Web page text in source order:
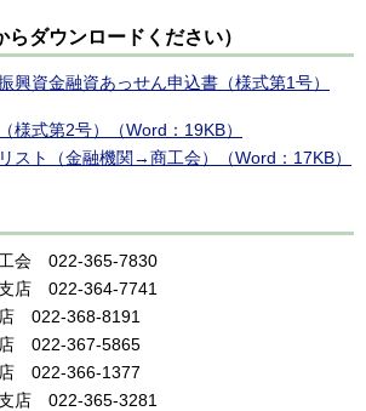
ダウンロードください）
興資金融資あっせん申込書（様式第1号）
様式第2号）（Word：19KB）
スト（金融機関→商工会）（Word：17KB）
会 022-365-7830
店
022-364-7741
022-368-8191
022-367-5865
022-366-1377
店
022-365-3281